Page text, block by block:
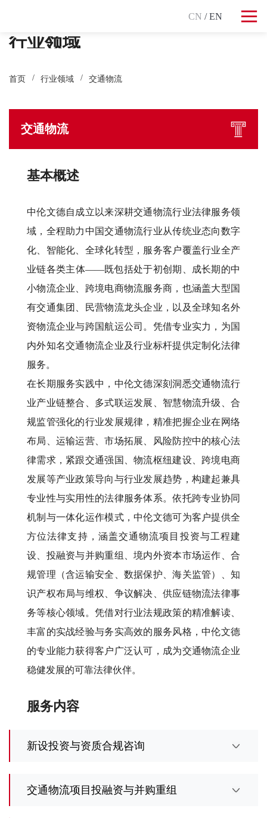
CN / EN
行业领域
首页 行业领域 交通物流
交通物流
基本概述
中伦文德自成立以来深耕交通物流行业法律服务领
域，全程助力中国交通物流行业从传统业态向数字
化、智能化、全球化转型，服务客户覆盖行业全产
业链各类主体——既包括处于初创期、成长期的中
小物流企业、跨境电商物流服务商，也涵盖大型国
有交通集团、民营物流龙头企业，以及全球知名外
资物流企业与跨国航运公司。凭借专业实力，为国
内外知名交通物流企业及行业标杆提供定制化法律
服务。
在长期服务实践中，中伦文德深刻洞悉交通物流行
业产业链整合、多式联运发展、智慧物流升级、合
规监管强化的行业发展规律，精准把握企业在网络
布局、运输运营、市场拓展、风险防控中的核心法
律需求，紧跟交通强国、物流枢纽建设、跨境电商
发展等产业政策导向与行业发展趋势，构建起兼具
专业性与实用性的法律服务体系。依托跨专业协同
机制与一体化运作模式，中伦文德可为客户提供全
方位法律支持，涵盖交通物流项目投资与工程建
设、投融资与并购重组、境内外资本市场运作、合
规管理（含运输安全、数据保护、海关监管）、知
识产权布局与维权、争议解决、供应链物流法律事
务等核心领域。凭借对行业法规政策的精准解读、
丰富的实战经验与务实高效的服务风格，中伦文德
的专业能力获得客户广泛认可，成为交通物流企业
稳健发展的可靠法律伙伴。
服务内容
新设投资与资质合规咨询
交通物流项目投融资与并购重组